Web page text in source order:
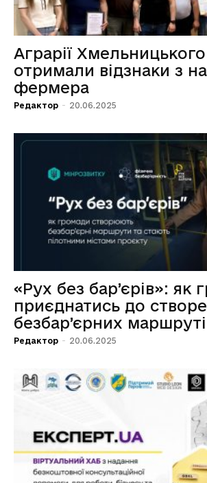
Аграрії
отримали відзнаки з
фермера
Редактор - 20.06.2025
«Рух без бар’єрів»: як
приєднатись до
безбар’єрних
Редактор - 20.06.2025